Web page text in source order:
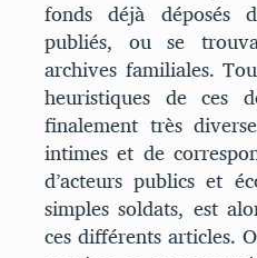
fonds déjà déposés
publiés, ou se
archives familiales.
heuristiques de ces
finalement très
intimes et de
d’acteurs publics et
simples soldats, est
ces différents articles.